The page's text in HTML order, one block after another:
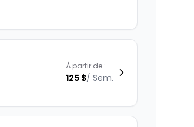
À partir de :
125 $/ Sem.